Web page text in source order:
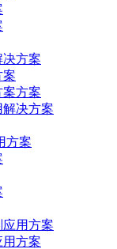
方案
案
方案
决方案
方案
用方案
方案